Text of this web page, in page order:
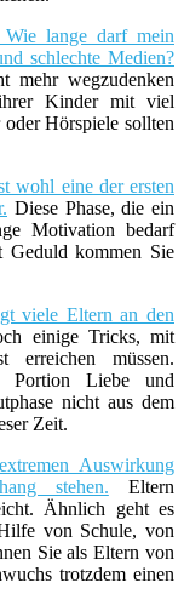
lange darf mein
schlechte Medien?
mehr wegzudenken
Kinder mit viel
Hörspiele sollten
wohl eine der ersten
Diese Phase, die ein
Motivation bedarf
Geduld kommen Sie
viele Eltern an den
einige Tricks, mit
müssen.
Portion Liebe und
nicht aus dem
Zeit.
Auswirkung
stehen. Eltern
Ähnlich geht es
von Schule, von
Sie als Eltern von
trotzdem einen